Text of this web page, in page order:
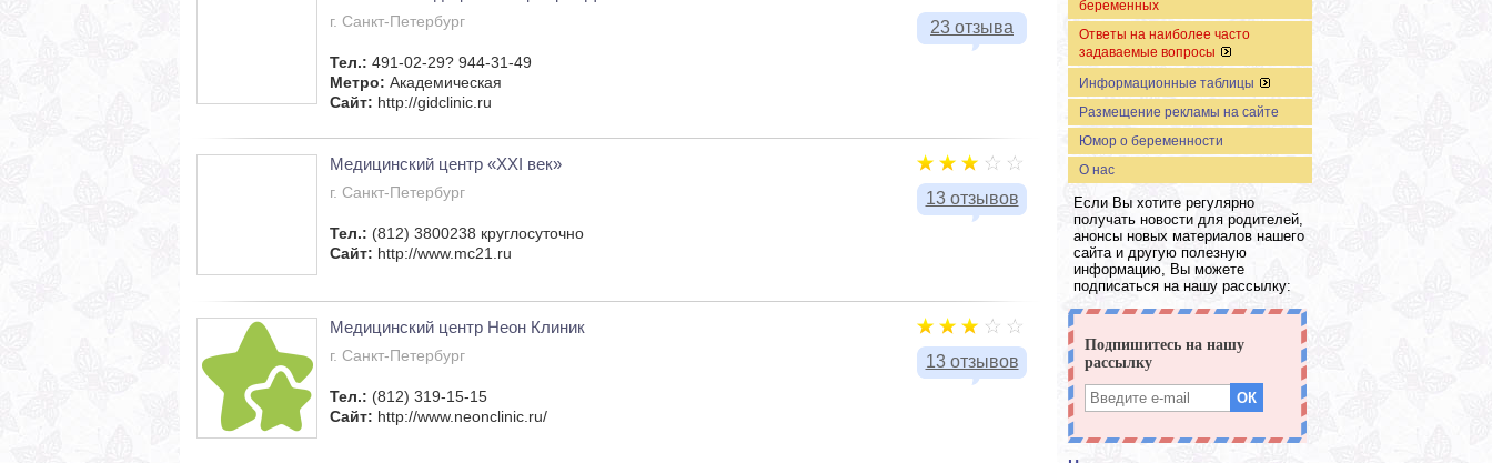
23 отзыва
г. Санкт-Петербург
Тел.: 491-02-29? 944-31-49
Метро: Академическая
Сайт: http://gidclinic.ru
13 отзывов
Медицинский центр «XXI век»
г. Санкт-Петербург
Тел.: (812) 3800238 круглосуточно
Сайт: http://www.mc21.ru
13 отзывов
Медицинский центр Неон Клиник
г. Санкт-Петербург
Тел.: (812) 319-15-15
Сайт: http://www.neonclinic.ru/
беременных
Ответы на наиболее часто
задаваемые вопросы
Информационные таблицы
Размещение рекламы на сайте
Юмор о беременности
О нас
Если Вы хотите регулярно
получать новости для родителей,
анонсы новых материалов нашего
сайта и другую полезную
информацию, Вы можете
подписаться на нашу рассылку: